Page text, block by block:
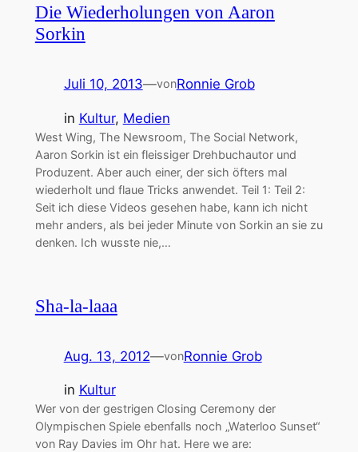
Die Wiederholungen von Aaron
Sorkin
Juli 10, 2013—vonRonnie Grob
in Kultur, Medien
West Wing, The Newsroom, The Social Network,
Aaron Sorkin ist ein fleissiger Drehbuchautor und
Produzent. Aber auch einer, der sich öfters mal
wiederholt und flaue Tricks anwendet. Teil 1: Teil 2:
Seit ich diese Videos gesehen habe, kann ich nicht
mehr anders, als bei jeder Minute von Sorkin an sie zu
denken. Ich wusste nie,…
Sha-la-laaa
Aug. 13, 2012—vonRonnie Grob
in Kultur
Wer von der gestrigen Closing Ceremony der
Olympischen Spiele ebenfalls noch „Waterloo Sunset“
von Ray Davies im Ohr hat. Here we are: